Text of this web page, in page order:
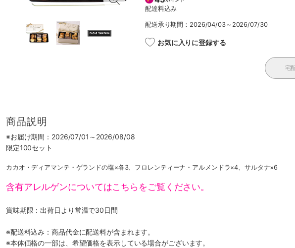
配達料込み
配送承り期間：2026/04/03～2026/07/30
お気に入りに登録する
宅
商品説明
※お届け期間：2026/07/01～2026/08/08
限定100セット
カカオ・ディアマンテ・ゲランドの塩×各3、フロレンティーナ・アルメンドラ×4、サルタナ×6
含有アレルゲンについてはこちらをご覧ください。
賞味期限：出荷日より常温で30日間
※配送料込み：商品代金に配送料が含まれます。
※本体価格の一部は、希望価格を表示している場合がございます。